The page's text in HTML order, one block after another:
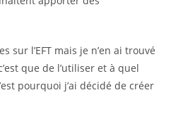
sur l’EFT mais je n’en ai trouvé
que de l’utiliser et à quel
pourquoi j’ai décidé de créer